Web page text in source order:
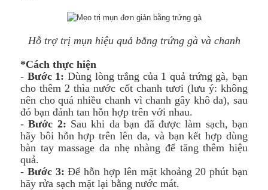
Hỗ trợ trị mụn hiệu quả bằng trứng gà và chanh
*Cách thực hiện
- Bước 1: Dùng lòng trắng của 1 quả trứng gà, bạn
cho thêm 2 thìa nước cốt chanh tươi (lưu ý: không
nên cho quá nhiều chanh vì chanh gây khô da), sau
đó bạn đánh tan hỗn hợp trên với nhau.
-Bước 2: Sau khi da bạn đã được làm sạch, bạn
hãy bôi hỗn hợp trên lên da, và bạn kết hợp dùng
bàn tay massage da nhẹ nhàng để tăng thêm hiệu
quả.
- Bước 3: Để hỗn hợp lên mặt khoảng 20 phút bạn
hãy rửa sạch mặt lại bằng nước mát.